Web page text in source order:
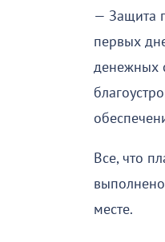
— Защита
первых
денежных
Все, что
месте.